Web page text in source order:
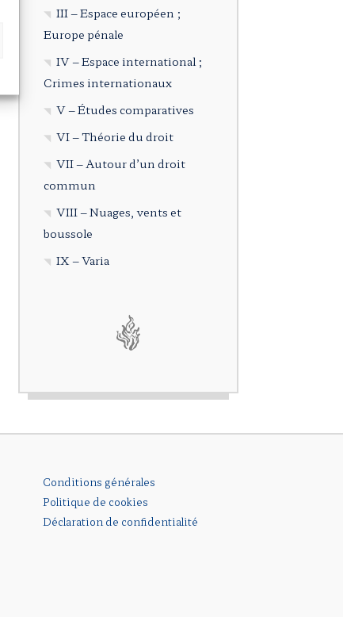
III – Espace européen ;
Europe pénale
IV – Espace international ;
Crimes internationaux
V – Études comparatives
VI – Théorie du droit
VII – Autour d’un droit
commun
VIII – Nuages, vents et
boussole
IX – Varia
Conditions générales
Politique de cookies
Déclaration de confidentialité